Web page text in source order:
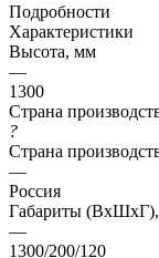
Подробности
Характеристики
Высота, мм
—
1300
Страна
?
Страна
—
Россия
Габариты
—
1300/200/120